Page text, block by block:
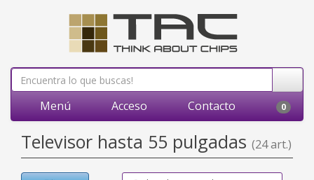
Menú Acceso Contacto 0
Televisor hasta 55 pulgadas (24 art.)